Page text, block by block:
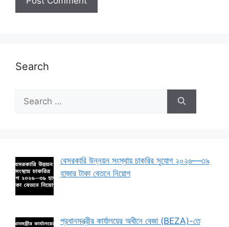
Search
for:
বেসরকারি উন্নয়ন সংস্থায় চাকরির সুযোগ ২০২৬—৩৯
হাজার টাকা বেতনে নিয়োগ
প্রধানমন্ত্রীর কার্যালয়ের অধীনে বেজা (BEZA)-তে